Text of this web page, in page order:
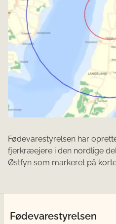
Fødevarestyrelsen har
fjerkræejere i den nordlige
Østfyn som markeret på
Fødevarestyrelsen